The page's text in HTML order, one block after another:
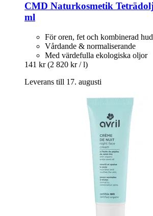
CMD Naturkosmetik
ml
För oren, fet och kombinerad hud
Vårdande & normaliserande
Med värdefulla ekologiska oljor
141 kr (2 820 kr / l)
Leverans till 17. augusti